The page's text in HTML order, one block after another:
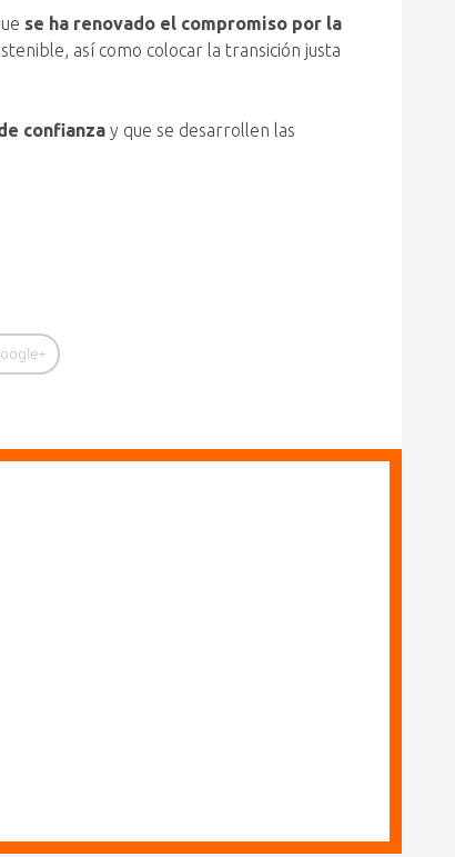
se ha renovado el compromiso por la
así como colocar la transición justa
confianza y que se desarrollen las